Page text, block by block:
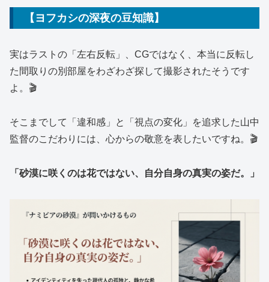
【ヨフカシの深夜の豆知識】
実はラストの「左右反転」、CGではなく、本当に反転し
た間取りの別部屋をわざわざ探して撮影されたそうです
よ。🎬
そこまでして「違和感」と「視点の変化」を追求した山中
監督のこだわりには、心からの敬意を表したいですね。🎬
「砂漠に咲くのは花ではない、自分自身の真実の姿だ。」